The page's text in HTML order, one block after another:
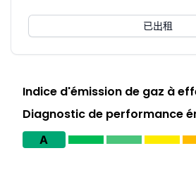
已出租
Indice d'émission de gaz à
Diagnostic de performance
A